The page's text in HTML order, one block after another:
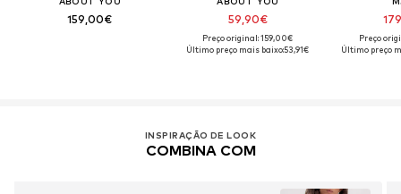
159,00€ 59,90€
Preço original: 159,00€
Último preço mais baixo:53,91€
Preço
Último preço
INSPIRAÇÃO DE LOOK
COMBINA COM